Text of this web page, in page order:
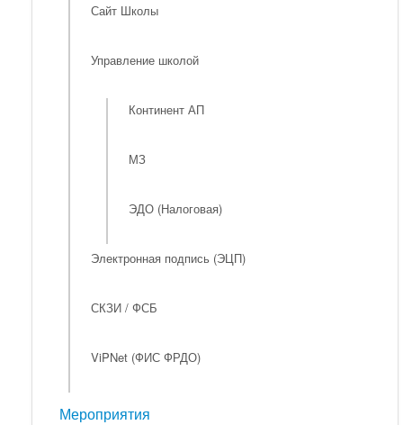
Сайт Школы
Управление школой
Континент АП
МЗ
ЭДО (Налоговая)
Электронная подпись (ЭЦП)
СКЗИ / ФСБ
ViPNet (ФИС ФРДО)
Мероприятия